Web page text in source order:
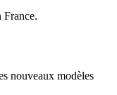
France.
nouveaux modèles